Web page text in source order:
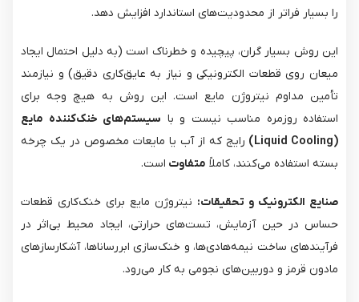
را بسیار فراتر از محدودیت‌های استاندارد افزایش دهد.
این روش بسیار گران، پیچیده و خطرناک است (به دلیل احتمال ایجاد
میعان روی قطعات الکترونیکی و نیاز به عایق‌کاری دقیق) و نیازمند
تأمین مداوم نیتروژن مایع است. این روش به هیچ وجه برای
استفاده روزمره مناسب نیست و با سیستم‌های خنک‌کننده مایع
(Liquid Cooling)
رایج که از آب یا مایعات مخصوص در یک چرخه
بسته استفاده می‌کنند، کاملاً متفاوت است.
صنایع الکترونیک و تحقیقات: نیتروژن مایع برای خنک‌کاری قطعات
حساس در حین آزمایش، تست‌های حرارتی، ایجاد محیط بی‌اثر در
فرآیندهای ساخت نیمه‌هادی‌ها، و خنک‌سازی ابررساناها، آشکارسازهای
مادون قرمز و دوربین‌های نجومی به کار می‌رود.